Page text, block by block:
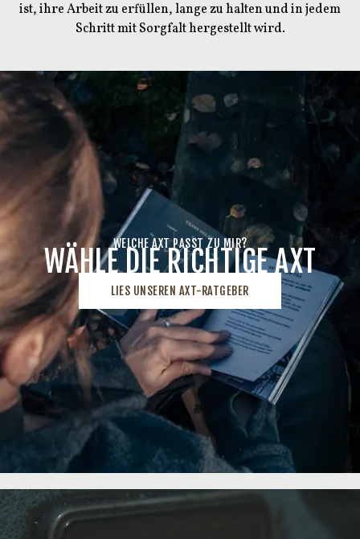
ist, ihre Arbeit zu erfüllen, lange zu halten und in jedem
Schritt mit Sorgfalt hergestellt wird.
WELCHE AXT PASST ZU MIR?
WÄHLE DIE RICHTIGE AXT
LIES UNSEREN AXT-RATGEBER